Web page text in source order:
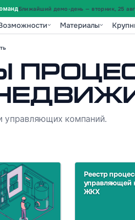
Ближайший демо-день — вторник, 25
Материалы
компаний.
Реестр
управляющей
ЖКХ